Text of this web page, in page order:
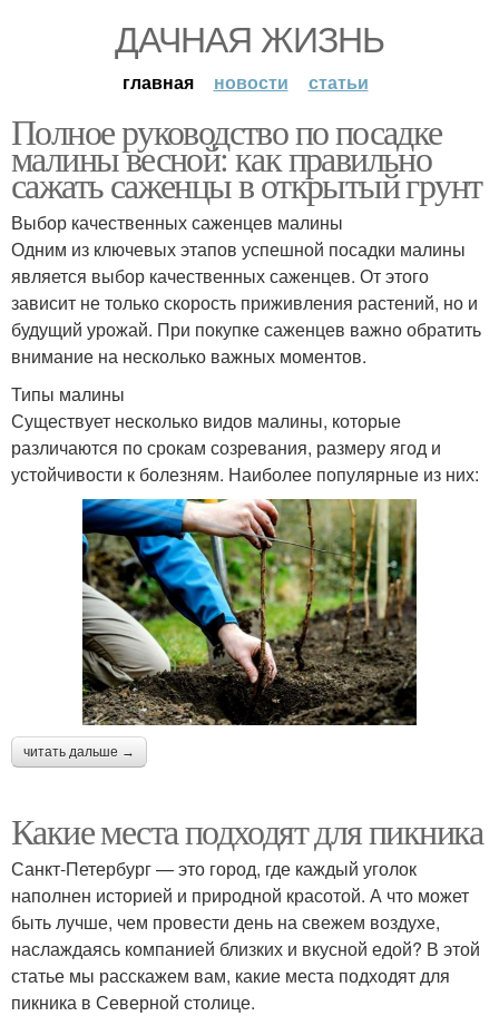
ДАЧНАЯ ЖИЗНЬ
главная новости статьи
Полное руководство по посадке
малины весной: как правильно
сажать саженцы в открытый грунт
Выбор качественных саженцев малины
Одним из ключевых этапов успешной посадки малины
является выбор качественных саженцев. От этого
зависит не только скорость приживления растений, но и
будущий урожай. При покупке саженцев важно обратить
внимание на несколько важных моментов.
Типы малины
Существует несколько видов малины, которые
различаются по срокам созревания, размеру ягод и
устойчивости к болезням. Наиболее популярные из них:
читать дальше →
Какие места подходят для пикника
Санкт-Петербург — это город, где каждый уголок
наполнен историей и природной красотой. А что может
быть лучше, чем провести день на свежем воздухе,
наслаждаясь компанией близких и вкусной едой? В этой
статье мы расскажем вам, какие места подходят для
пикника в Северной столице.